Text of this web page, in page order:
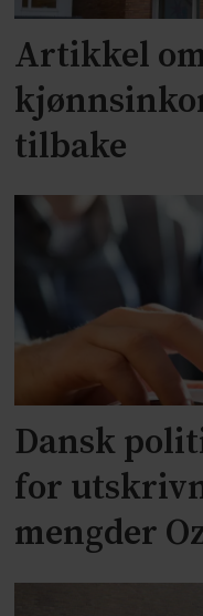
Artikkel
tilbake
Dansk
for
mengder